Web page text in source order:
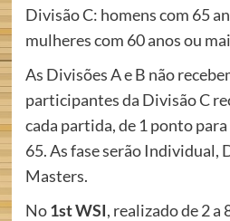
Divisão C: homens com 65
mulheres com 60 anos ou
As Divisões A e B não
participantes da Divisão C
cada partida, de 1 ponto
65. As fase serão Individual,
Masters.
No1st WSI, realizado de 2 a